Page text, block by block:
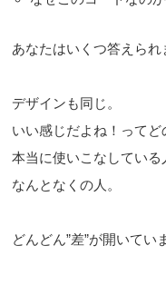
あなたはいくつ答えられ
デザインも同じ。
いい感じだよね！ってど
本当に使いこなしている
なんとなくの人。
どんどん”差”が開いてい